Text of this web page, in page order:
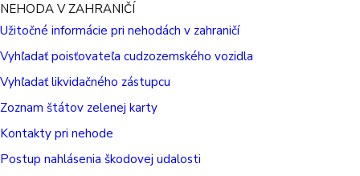
NEHODA V ZAHRANIČÍ
Užitočné informácie pri nehodách v zahraničí
Vyhľadať poisťovateľa cudzozemského vozidla
Vyhľadať likvidačného zástupcu
Zoznam štátov zelenej karty
Kontakty pri nehode
Postup nahlásenia škodovej udalosti